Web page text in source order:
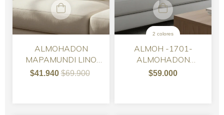
ALMOHADON
MAPAMUNDI LINO
IMPORTADO
$41.940$69.900
2 colores
ALMOH -1701-
ALMOHADON
ALMEJA PLUSH
$59.000